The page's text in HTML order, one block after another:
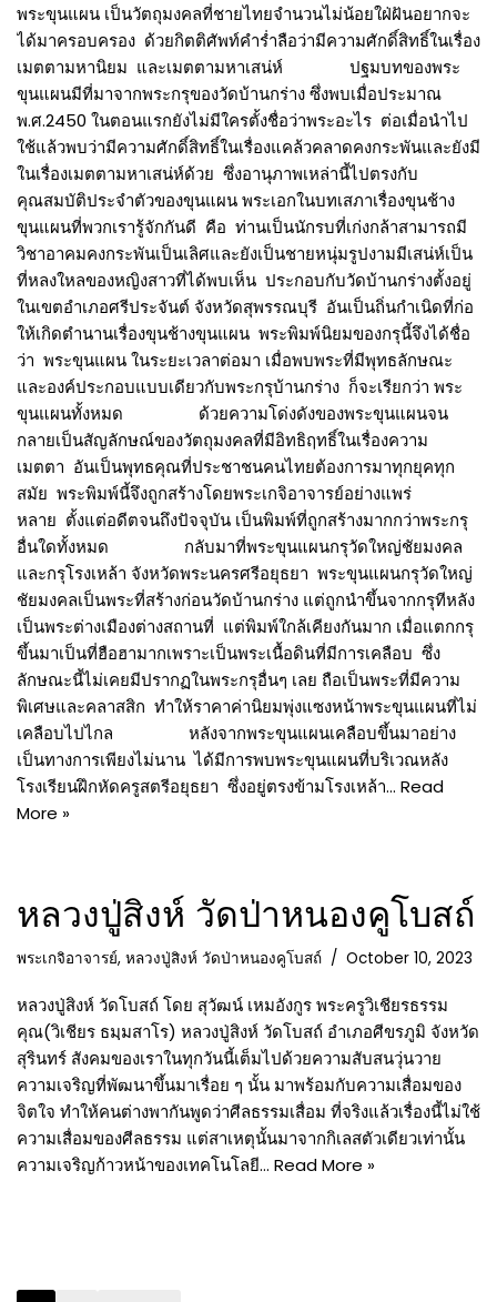
พระขุนแผน เป็นวัตถุมงคลที่ชายไทยจำนวนไม่น้อยใฝ่ฝันอยากจะ
ได้มาครอบครอง ด้วยกิตติศัพท์คำร่ำลือว่ามีความศักดิ์สิทธิ์ในเรื่อง
เมตตามหานิยม และเมตตามหาเสน่ห์ ปฐมบทของพระ
ขุนแผนมีที่มาจากพระกรุของวัดบ้านกร่าง ซึ่งพบเมื่อประมาณ
พ.ศ.2450 ในตอนแรกยังไม่มีใครตั้งชื่อว่าพระอะไร ต่อเมื่อนำไป
ใช้แล้วพบว่ามีความศักดิ์สิทธิ์ในเรื่องแคล้วคลาดคงกระพันและยังมี
ในเรื่องเมตตามหาเสน่ห์ด้วย ซึ่งอานุภาพเหล่านี้ไปตรงกับ
คุณสมบัติประจำตัวของขุนแผน พระเอกในบทเสภาเรื่องขุนช้าง
ขุนแผนที่พวกเรารู้จักกันดี คือ ท่านเป็นนักรบที่เก่งกล้าสามารถมี
วิชาอาคมคงกระพันเป็นเลิศและยังเป็นชายหนุ่มรูปงามมีเสน่ห์เป็น
ที่หลงใหลของหญิงสาวที่ได้พบเห็น ประกอบกับวัดบ้านกร่างตั้งอยู่
ในเขตอำเภอศรีประจันต์ จังหวัดสุพรรณบุรี อันเป็นถิ่นกำเนิดที่ก่อ
ให้เกิดตำนานเรื่องขุนช้างขุนแผน พระพิมพ์นิยมของกรุนี้จึงได้ชื่อ
ว่า พระขุนแผน ในระยะเวลาต่อมา เมื่อพบพระที่มีพุทธลักษณะ
และองค์ประกอบแบบเดียวกับพระกรุบ้านกร่าง ก็จะเรียกว่า พระ
ขุนแผนทั้งหมด ด้วยความโด่งดังของพระขุนแผนจน
กลายเป็นสัญลักษณ์ของวัตถุมงคลที่มีอิทธิฤทธิ์ในเรื่องความ
เมตตา อันเป็นพุทธคุณที่ประชาชนคนไทยต้องการมาทุกยุคทุก
สมัย พระพิมพ์นี้จึงถูกสร้างโดยพระเกจิอาจารย์อย่างแพร่
หลาย ตั้งแต่อดีตจนถึงปัจจุบัน เป็นพิมพ์ที่ถูกสร้างมากกว่าพระกรุ
อื่นใดทั้งหมด กลับมาที่พระขุนแผนกรุวัดใหญ่ชัยมงคล
และกรุโรงเหล้า จังหวัดพระนครศรีอยุธยา พระขุนแผนกรุวัดใหญ่
ชัยมงคลเป็นพระที่สร้างก่อนวัดบ้านกร่าง แต่ถูกนำขึ้นจากกรุทีหลัง
เป็นพระต่างเมืองต่างสถานที่ แต่พิมพ์ใกล้เคียงกันมาก เมื่อแตกกรุ
ขึ้นมาเป็นที่ฮือฮามากเพราะเป็นพระเนื้อดินที่มีการเคลือบ ซึ่ง
ลักษณะนี้ไม่เคยมีปรากฏในพระกรุอื่นๆ เลย ถือเป็นพระที่มีความ
พิเศษและคลาสสิก ทำให้ราคาค่านิยมพุ่งแซงหน้าพระขุนแผนที่ไม่
เคลือบไปไกล หลังจากพระขุนแผนเคลือบขึ้นมาอย่าง
เป็นทางการเพียงไม่นาน ได้มีการพบพระขุนแผนที่บริเวณหลัง
โรงเรียนฝึกหัดครูสตรีอยุธยา ซึ่งอยู่ตรงข้ามโรงเหล้า… Read
More »
หลวงปู่สิงห์ วัดป่าหนองคูโบสถ์
พระเกจิอาจารย์, หลวงปู่สิงห์ วัดป่าหนองคูโบสถ์ October 10, 2023
หลวงปู่สิงห์ วัดโบสถ์ โดย สุวัฒน์ เหมอังกูร พระครูวิเชียรธรรม
คุณ(วิเชียร ธมฺมสาโร) หลวงปู่สิงห์ วัดโบสถ์ อำเภอศีขรภูมิ จังหวัด
สุรินทร์ สังคมของเราในทุกวันนี้เต็มไปด้วยความสับสนวุ่นวาย
ความเจริญที่พัฒนาขึ้นมาเรื่อย ๆ นั้น มาพร้อมกับความเสื่อมของ
จิตใจ ทำให้คนต่างพากันพูดว่าศีลธรรมเสื่อม ที่จริงแล้วเรื่องนี้ไม่ใช้
ความเสื่อมของศีลธรรม แต่สาเหตุนั้นมาจากกิเลสตัวเดียวเท่านั้น
ความเจริญก้าวหน้าของเทคโนโลยี… Read More »